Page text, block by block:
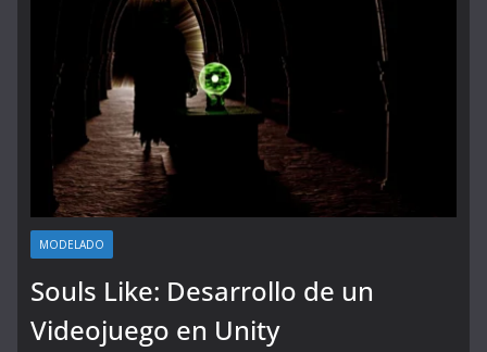
MODELADO
Souls Like: Desarrollo de un
Videojuego en Unity